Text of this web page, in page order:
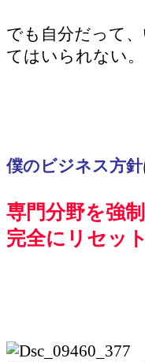
でも自分だって
てはいられない。
僕のビジネス方針
専門分野を強
完全にリセッ